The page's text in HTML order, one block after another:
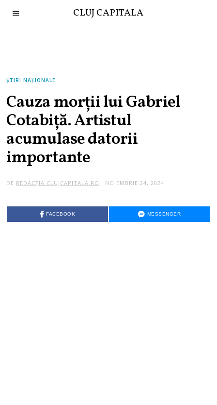
CLUJ CAPITALA
ȘTIRI NAȚIONALE
Cauza morții lui Gabriel
Cotabiță. Artistul
acumulase datorii
importante
DE REDACȚIA CLUJCAPITALA.RO NOIEMBRIE 24, 2024
FACEBOOK MESSENGER